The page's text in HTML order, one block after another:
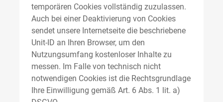
temporären Cookies vollständig zuzulassen.
Auch bei einer Deaktivierung von Cookies
sendet unsere Internetseite die beschriebene
Unit-ID an Ihren Browser, um den
Nutzungsumfang kostenloser Inhalte zu
messen. Im Falle von technisch nicht
notwendigen Cookies ist die Rechtsgrundlage
Ihre Einwilligung gemäß Art. 6 Abs. 1 lit. a)